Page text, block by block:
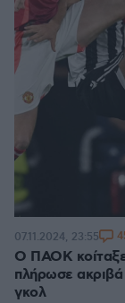
Ο ΠΑΟΚ κοίταξε
πλήρωσε
γκολ
07.11.2024, 23:55